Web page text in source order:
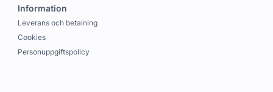
Information
Leverans och betalning
Cookies
Personuppgiftspolicy